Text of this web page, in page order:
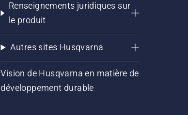
Renseignements juridiques sur
le produit
Autres sites Husqvarna
Vision de Husqvarna en matière de
développement durable